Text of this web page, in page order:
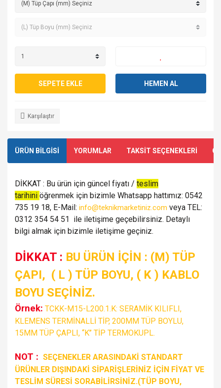
SEPETE EKLE HEMEN AL
Karşılaştır
ÜRÜN BİLGİSİ YORUMLAR TAKSİT SEÇENEKLERİ
DİKKAT : Bu ürün için güncel fiyatı / teslim
tarihini öğrenmek için bizimle Whatsapp hattımız: 0542
735 19 18, E-Mail: info@teknikmarketiniz.com veya TEL:
0312 354 54 51 ile iletişime geçebilirsiniz. Detaylı
bilgi almak için bizimle iletişime geçiniz.
DİKKAT : BU ÜRÜN İÇİN : (M) TÜP
ÇAPI, ( L ) TÜP BOYU, ( K ) KABLO
BOYU SEÇİNİZ.
Örnek: TCKK-M15-L200.1.K: SERAMİK KILIFLI,
KLEMENS TERMİNALLİ TİP, 200MM TÜP BOYLU,
15MM TÜP ÇAPLI, ‘‘K’’ TİP TERMOKUPL.
NOT : SEÇENEKLER ARASINDAKİ STANDART
ÜRÜNLER DIŞINDAKİ SİPARİŞLERİNİZ İÇİN FİYAT VE
TESLİM SÜRESİ SORABİLİRSİNİZ.(TÜP BOYU,